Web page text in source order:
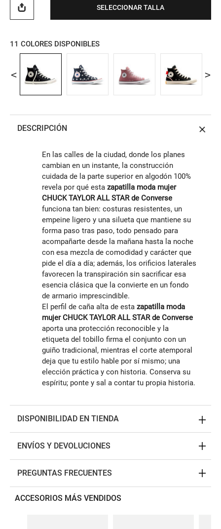
SELECCIONAR TALLA
11 COLORES DISPONIBLES
DESCRIPCIÓN
En las calles de la ciudad, donde los planes
cambian en un instante, la construcción
cuidada de la parte superior en algodón 100%
revela por qué esta zapatilla moda mujer
CHUCK TAYLOR ALL STAR de Converse
funciona tan bien: costuras resistentes, un
empeine ligero y una silueta que mantiene su
forma paso tras paso, todo pensado para
acompañarte desde la mañana hasta la noche
con esa mezcla de comodidad y carácter que
pide el día a día; además, los orificios laterales
favorecen la transpiración sin sacrificar esa
esencia clásica que la convierte en un fondo
de armario imprescindible.
El perfil de caña alta de esta zapatilla moda
mujer CHUCK TAYLOR ALL STAR de Converse
aporta una protección reconocible y la
etiqueta del tobillo firma el conjunto con un
guiño tradicional, mientras el corte atemporal
deja que tu estilo hable por sí mismo; una
elección práctica y con historia. Conserva su
espíritu; ponte y sal a contar tu propia historia.
DISPONIBILIDAD EN TIENDA
ENVÍOS Y DEVOLUCIONES
PREGUNTAS FRECUENTES
ACCESORIOS MÁS VENDIDOS